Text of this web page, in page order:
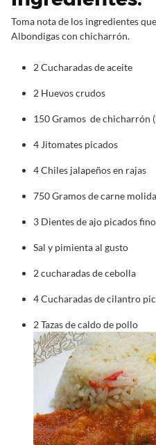
Toma nota de los ingredientes
Albondigas con chicharrón.
2 Cucharadas de aceite
2 Huevos crudos
150 Gramos de chicharrón
4 Jitomates picados
4 Chiles jalapeños en rajas
750 Gramos de carne molida
3 Dientes de ajo picados fino
Sal y pimienta al gusto
2 cucharadas de cebolla
4 Cucharadas de cilantro
2 Tazas de caldo de pollo